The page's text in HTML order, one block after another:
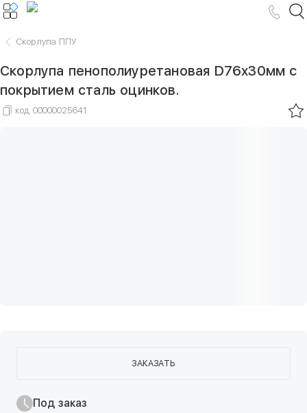
Скорлупа ППУ
Скорлупа пенополиуретановая D76х30мм с
покрытием сталь оцинков.
код 00000025641
ЗАКАЗАТЬ
Под заказ